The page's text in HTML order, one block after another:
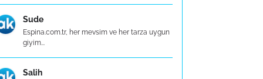
Sude
Espina.com.tr, her mevsim ve her tarza uygun
giyim...
Salih